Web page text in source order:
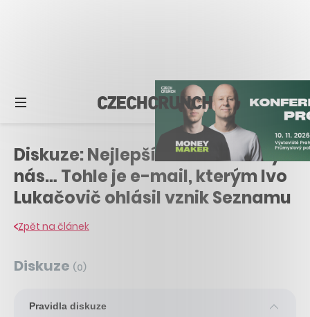
Diskuze: Nejlepší WWW stránky u
nás… Tohle je e-mail, kterým Ivo
Lukačovič ohlásil vznik Seznamu
Zpět na článek
Diskuze (0)
Pravidla diskuze